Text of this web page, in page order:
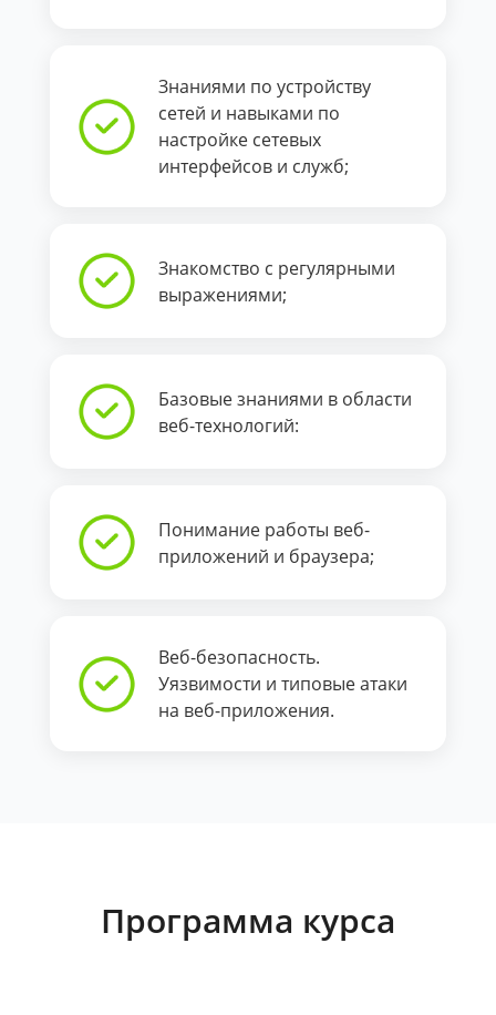
Знаниями по устройству
сетей и навыками по
настройке сетевых
интерфейсов и служб;
Знакомство с регулярными
выражениями;
Базовые знаниями в области
веб-технологий:
Понимание работы веб-
приложений и браузера;
Веб-безопасность.
Уязвимости и типовые атаки
на веб-приложения.
Программа курса